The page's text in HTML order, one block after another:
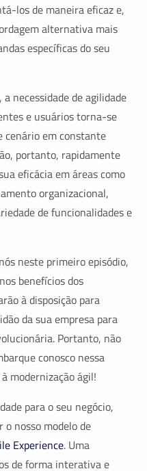
los de maneira eficaz e,
alternativa mais
específicas do seu
necessidade de agilidade
e usuários torna-se
cenário em constante
portanto, rapidamente
eficácia em áreas como
organizacional,
de funcionalidades e
neste primeiro episódio,
benefícios dos
à disposição para
da sua empresa para
Portanto, não
conosco nessa
modernização ágil!
para o seu negócio,
o nosso modelo de
Experience. Uma
de forma interativa e